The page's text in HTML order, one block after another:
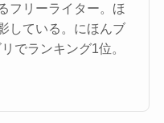
フリーライター。ほ
している。にほんブ
でランキング1位。